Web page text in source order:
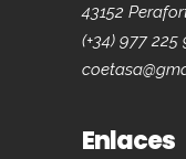
43152
(+34) 977 225
Enlaces